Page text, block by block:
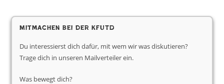
Mitmachen bei der KfUTD
Du interessierst dich dafür, mit wem wir was diskutieren?
Trage dich in unseren Mailverteiler ein.
Was bewegt dich?